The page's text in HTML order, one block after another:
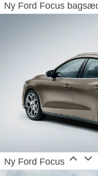
Ny Ford Focus
Ny Ford Focus